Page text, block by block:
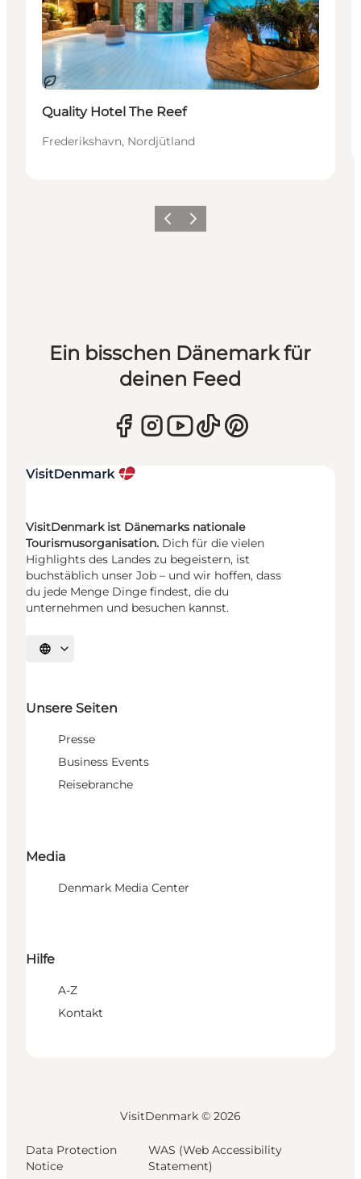
Nachhaltig
Quality Hotel The Reef
Frederikshavn, Nordjütland
ZurückWeiter
Ein bisschen Dänemark für
deinen Feed
VisitDenmark ist Dänemarks nationale
Tourismusorganisation. Dich für die vielen
Highlights des Landes zu begeistern, ist
buchstäblich unser Job – und wir hoffen, dass
du jede Menge Dinge findest, die du
unternehmen und besuchen kannst.
Sprache auswählen
Unsere Seiten
Presse
Business Events
Reisebranche
Media
Denmark Media Center
Hilfe
A-Z
Kontakt
VisitDenmark © 2026
Data Protection
Notice
WAS (Web Accessibility
Statement)